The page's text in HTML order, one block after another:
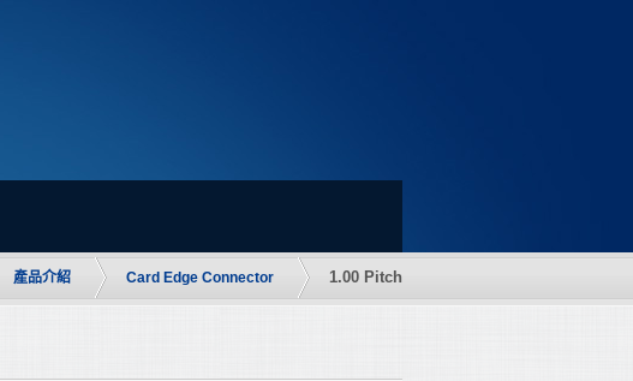
產品介紹 Card Edge Connector 1.00 Pitch